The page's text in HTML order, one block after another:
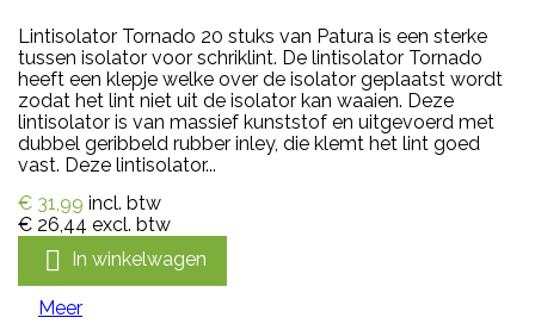
Lintisolator Tornado 20 stuks van Patura is een sterke
tussen isolator voor schriklint. De lintisolator Tornado
heeft een klepje welke over de isolator geplaatst wordt
zodat het lint niet uit de isolator kan waaien. Deze
lintisolator is van massief kunststof en uitgevoerd met
dubbel geribbeld rubber inley, die klemt het lint goed
vast. Deze lintisolator...
€ 31,99 incl. btw
€ 26,44 excl. btw
 In winkelwagen
Meer